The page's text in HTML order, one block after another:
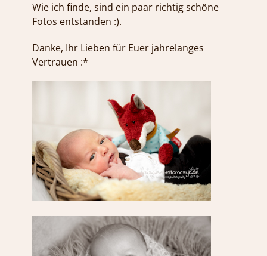
Wie ich finde, sind ein paar richtig schöne
Fotos entstanden :).
Danke, Ihr Lieben für Euer jahrelanges
Vertrauen :*